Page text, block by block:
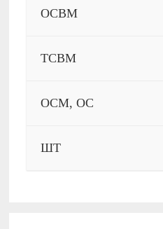
ОСВМ
ТСВМ
ОСМ, ОС
ШТ